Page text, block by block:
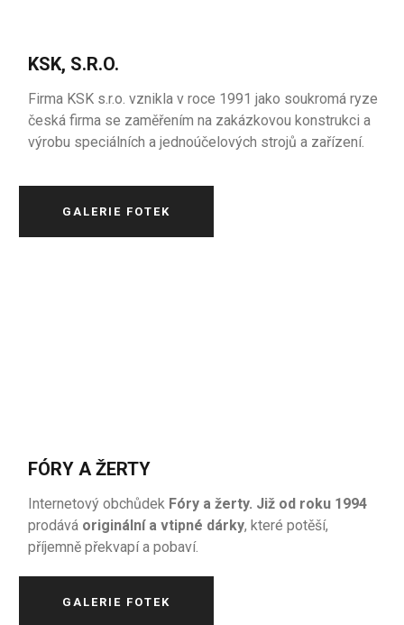
KSK, S.R.O.
Firma KSK s.r.o. vznikla v roce 1991 jako soukromá ryze
česká firma se zaměřením na zakázkovou konstrukci a
výrobu speciálních a jednoúčelových strojů a zařízení.
GALERIE FOTEK
FÓRY A ŽERTY
Internetový obchůdek Fóry a žerty. Již od roku 1994
prodává originální a vtipné dárky, které potěší,
příjemně překvapí a pobaví.
GALERIE FOTEK